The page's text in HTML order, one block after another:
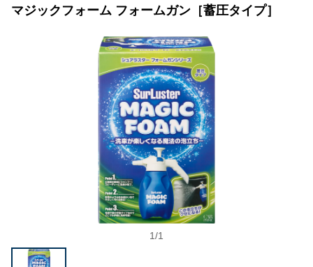
マジックフォーム フォームガン［蓄圧タイプ］
1/1